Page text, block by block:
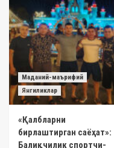
Маданий-маърифий
Янгиликлар
«Қалбларни
бирлаштирган саёҳат»:
Балиқчилик спортчи-